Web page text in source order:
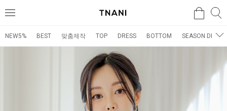
메
검색
NEW5% BEST 맞춤제작 TOP DRESS BOTTOM SEASON DRESS